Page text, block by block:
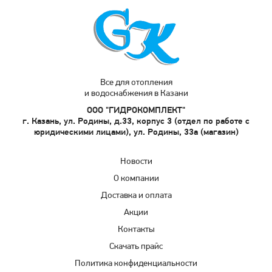
Все для отопления
и водоснабжения в Казани
ООО "ГИДРОКОМПЛЕКТ"
г. Казань, ул. Родины, д.33, корпус 3 (отдел по работе с
юридическими лицами), ул. Родины, 33а (магазин)
Новости
О компании
Доставка и оплата
Акции
Контакты
Скачать прайс
Политика конфиденциальности